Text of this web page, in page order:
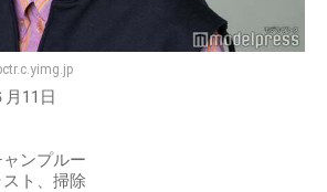
11日
ンプルー
ト、掃除